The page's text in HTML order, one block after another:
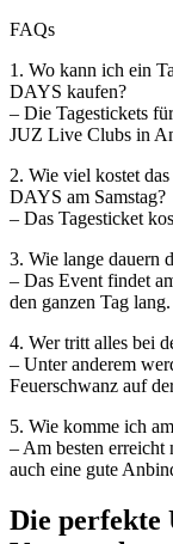
FAQs
1. Wo kann ich ein
DAYS kaufen?
– Die Tagestickets
JUZ Live Clubs in
2. Wie viel kostet
DAYS am Samstag?
– Das Tagesticket
3. Wie lange
– Das Event findet
den ganzen Tag lang.
4. Wer tritt alles bei
– Unter anderem
Feuerschwanz auf
5. Wie komme ich
– Am besten
auch eine gute
Die perfekte